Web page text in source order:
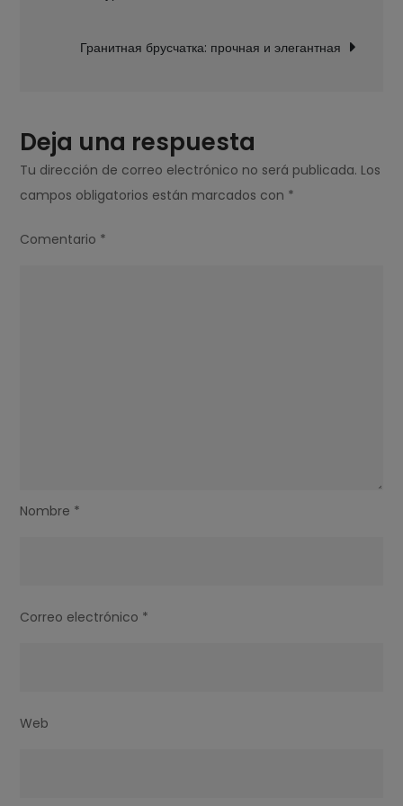
entradas
Гранитная брусчатка: прочная и элегантная
Deja una respuesta
Tu dirección de correo electrónico no será publicada. Los
campos obligatorios están marcados con *
Comentario *
Nombre *
Correo electrónico *
Web